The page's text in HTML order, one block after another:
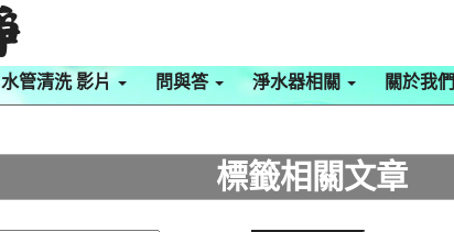
水管清洗 影片 問與答 淨水器相關 關於我們
標籤相關文章